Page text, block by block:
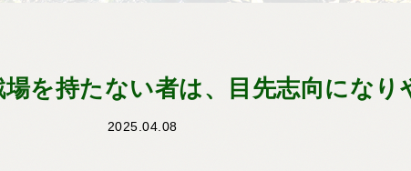
場を持たない者は、目先志向になり
2025.04.08